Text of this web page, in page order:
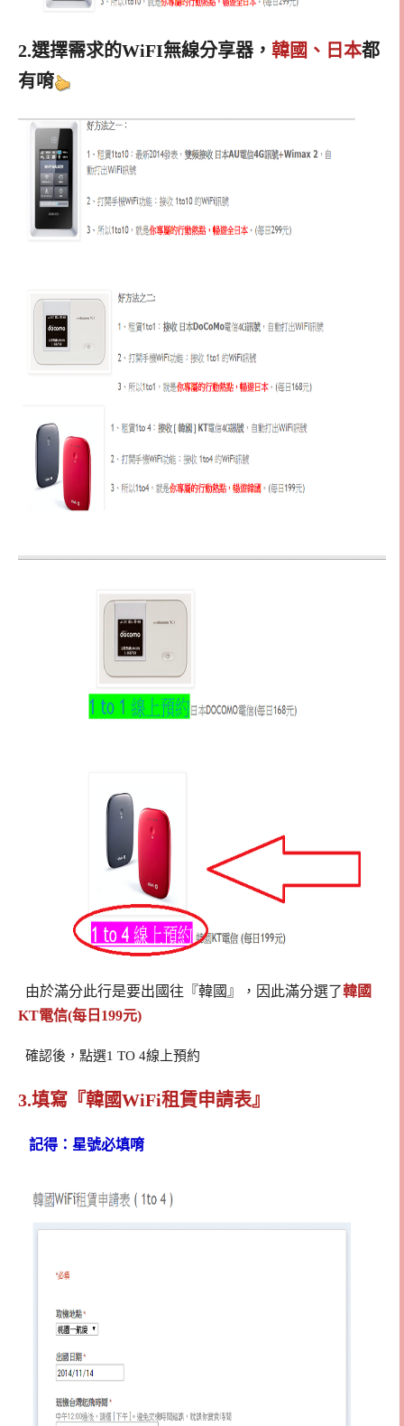
2.選擇需求的WiFI無線分享器， 韓國、日本都
有唷
由於滿分此行是要出國往『韓國』，因此滿分選了韓國
KT電信(每日199元)
確認後，點選1 TO 4線上預約
3.填寫『韓國WiFi租賃申請表』
記得：星號必填唷